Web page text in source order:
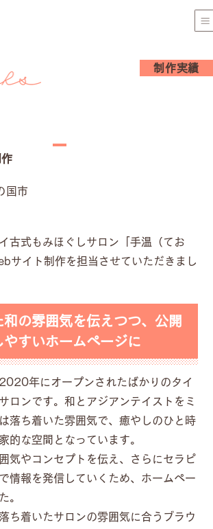
制作実績
国市
古式もみほぐしサロン「手温（てお
サイト制作を担当させていただきまし
の雰囲気を伝えつつ、公開
やすいホームページに
2020年にオープンされたばかりのタイ
ロンです。和とアジアンテイストをミ
落ち着いた雰囲気で、癒やしのひと時
的な空間となっています。
気やコンセプトを伝え、さらにセラピ
情報を発信していくため、ホームペー
。
ち着いたサロンの雰囲気に合うブラウ